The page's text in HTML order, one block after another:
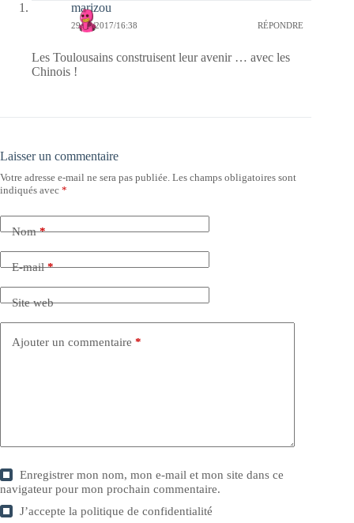
marizou
29/06/2017/16:38 RÉPONDRE
Les Toulousains construisent leur avenir … avec les
Chinois !
Laisser un commentaire
Votre adresse e-mail ne sera pas publiée. Les champs obligatoires sont
indiqués avec *
Nom*
E-mail*
Site web
Ajouter un commentaire *
Enregistrer mon nom, mon e-mail et mon site dans ce
navigateur pour mon prochain commentaire.
J’accepte lapolitique de confidentialité